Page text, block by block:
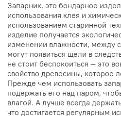
Запарник, это бондарное
использования клея и
использованием старинной
изделие получается
изменении влажности, между
могут появиться щели в
не стоит беспокоиться — это
свойство древесины, которое
Прежде чем использовать
подержать его над паром,
влагой. А лучше всегда
что достигается регулярным